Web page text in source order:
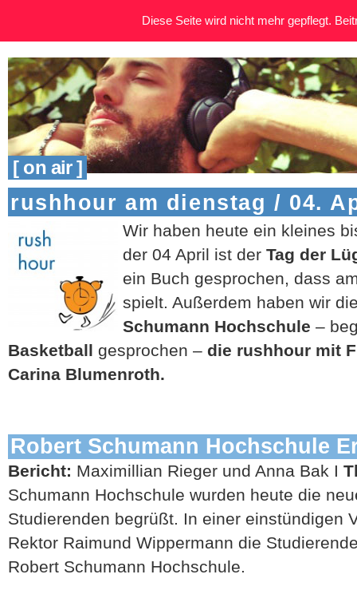
[ on air ]
rushhour am dienstag / 04.
Wir haben heute ein kleines
der 04 April ist der Tag der
ein Buch gesprochen, dass
spielt. Außerdem haben wir
Schumann Hochschule –
Basketball gesprochen – die rushhour mit
Carina Blumenroth.
Robert Schumann Hochschule
Bericht: Maximillian Rieger und Anna Bak I
Schumann Hochschule wurden heute die
Studierenden begrüßt. In einer einstündigen
Rektor Raimund Wippermann die
Robert Schumann Hochschule.
Diese Seite wird nicht mehr gepflegt.